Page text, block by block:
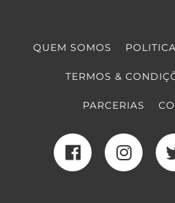
QUEM SOMOS
TERMOS &
PARCERIAS